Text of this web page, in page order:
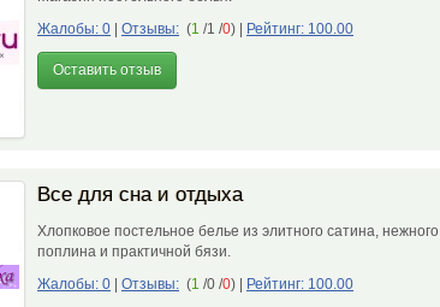
Жалобы: 0
Отзывы: (1 /1 /0) Рейтинг: 100.00
Оставить отзыв
Все для сна и отдыха
Хлопковое постельное белье из элитного сатина, нежного
поплина и практичной бязи.
Жалобы: 0
Отзывы: (1 /0 /0) Рейтинг: 100.00